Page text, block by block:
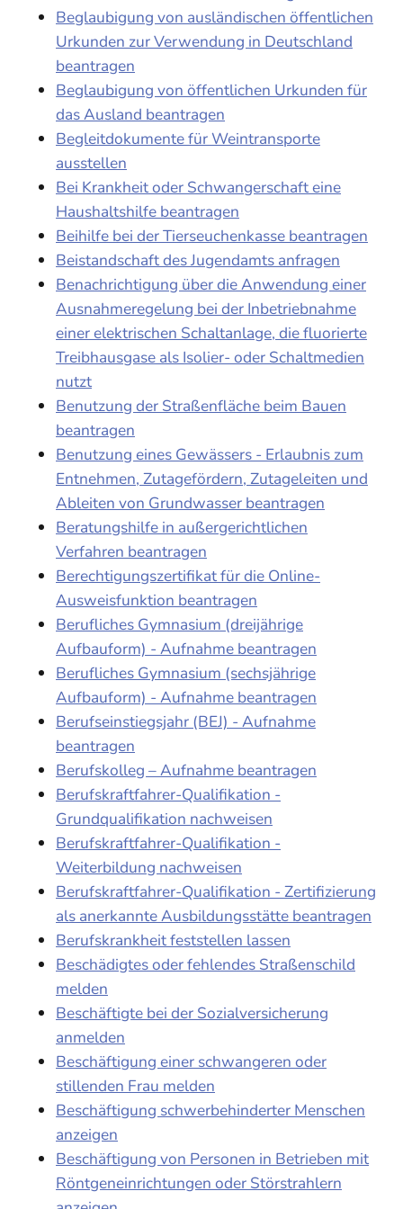
Beglaubigung von ausländischen öffentlichen
Urkunden zur Verwendung in Deutschland
beantragen
Beglaubigung von öffentlichen Urkunden für
das Ausland beantragen
Begleitdokumente für Weintransporte
ausstellen
Bei Krankheit oder Schwangerschaft eine
Haushaltshilfe beantragen
Beihilfe bei der Tierseuchenkasse beantragen
Beistandschaft des Jugendamts anfragen
Benachrichtigung über die Anwendung einer
Ausnahmeregelung bei der Inbetriebnahme
einer elektrischen Schaltanlage, die fluorierte
Treibhausgase als Isolier- oder Schaltmedien
nutzt
Benutzung der Straßenfläche beim Bauen
beantragen
Benutzung eines Gewässers - Erlaubnis zum
Entnehmen, Zutagefördern, Zutageleiten und
Ableiten von Grundwasser beantragen
Beratungshilfe in außergerichtlichen
Verfahren beantragen
Berechtigungszertifikat für die Online-
Ausweisfunktion beantragen
Berufliches Gymnasium (dreijährige
Aufbauform) - Aufnahme beantragen
Berufliches Gymnasium (sechsjährige
Aufbauform) - Aufnahme beantragen
Berufseinstiegsjahr (BEJ) - Aufnahme
beantragen
Berufskolleg – Aufnahme beantragen
Berufskraftfahrer-Qualifikation -
Grundqualifikation nachweisen
Berufskraftfahrer-Qualifikation -
Weiterbildung nachweisen
Berufskraftfahrer-Qualifikation - Zertifizierung
als anerkannte Ausbildungsstätte beantragen
Berufskrankheit feststellen lassen
Beschädigtes oder fehlendes Straßenschild
melden
Beschäftigte bei der Sozialversicherung
anmelden
Beschäftigung einer schwangeren oder
stillenden Frau melden
Beschäftigung schwerbehinderter Menschen
anzeigen
Beschäftigung von Personen in Betrieben mit
Röntgeneinrichtungen oder Störstrahlern